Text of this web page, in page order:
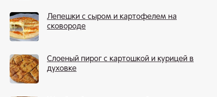
Лепешки с сыром и картофелем на
сковороде
Слоеный пирог с картошкой и курицей в
духовке